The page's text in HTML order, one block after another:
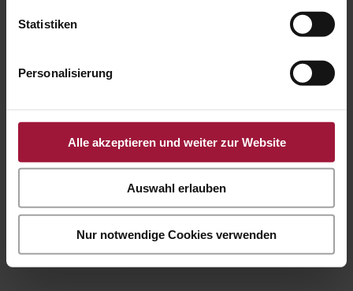
Statistiken
Personalisierung
Alle akzeptieren und weiter zur Website
Auswahl erlauben
Nur notwendige Cookies verwenden


Bürozeiten:
Mo.-Fr. 7:00 - 16:00 Uhr
Hubers Genusswelt